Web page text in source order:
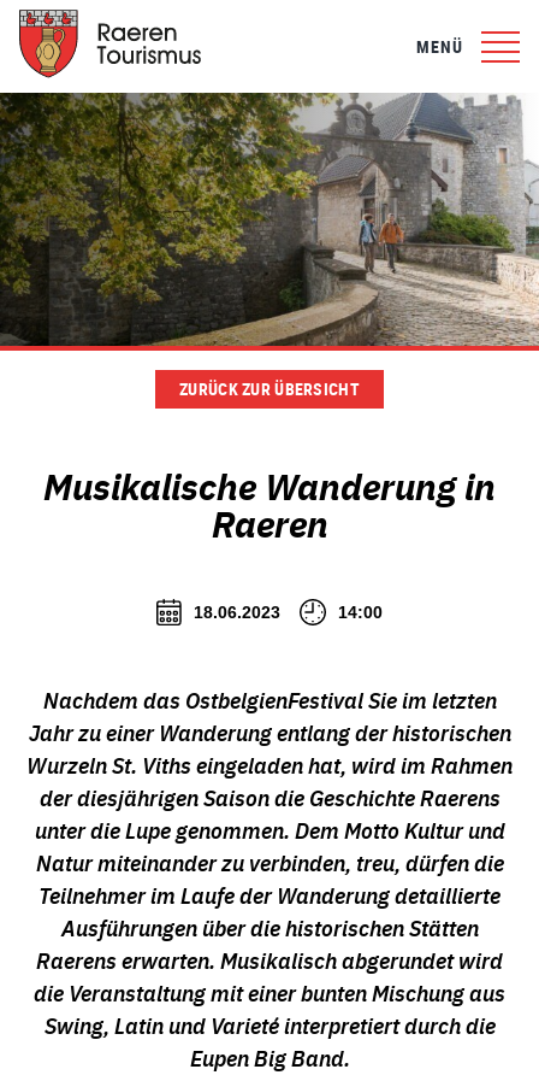
MENÜ
ZURÜCK ZUR ÜBERSICHT
Musikalische Wanderung in
Raeren
18.06.2023 14:00
Nachdem das OstbelgienFestival Sie im letzten
Jahr zu einer Wanderung entlang der historischen
Wurzeln St. Viths eingeladen hat, wird im Rahmen
der diesjährigen Saison die Geschichte Raerens
unter die Lupe genommen. Dem Motto Kultur und
Natur miteinander zu verbinden, treu, dürfen die
Teilnehmer im Laufe der Wanderung detaillierte
Ausführungen über die historischen Stätten
Raerens erwarten. Musikalisch abgerundet wird
die Veranstaltung mit einer bunten Mischung aus
Swing, Latin und Varieté interpretiert durch die
Eupen Big Band.